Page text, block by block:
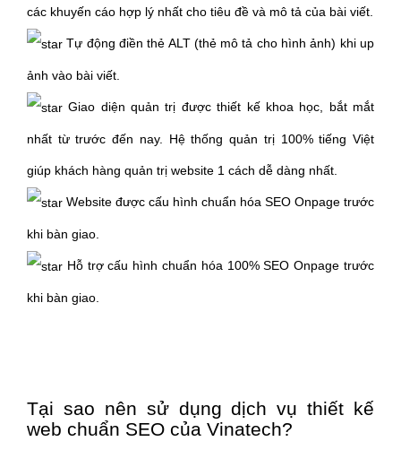
các khuyến cáo hợp lý nhất cho tiêu đề và mô tả của bài viết.
Tự động điền thẻ ALT (thẻ mô tả cho hình ảnh) khi up
ảnh vào bài viết.
Giao diện quản trị được thiết kế khoa học, bắt mắt
nhất từ trước đến nay. Hệ thống quản trị 100% tiếng Việt
giúp khách hàng quản trị website 1 cách dễ dàng nhất.
Website được cấu hình chuẩn hóa SEO Onpage trước
khi bàn giao.
Hỗ trợ cấu hình chuẩn hóa 100% SEO Onpage trước
khi bàn giao.
Tại sao nên sử dụng dịch vụ thiết kế
web chuẩn SEO của Vinatech?